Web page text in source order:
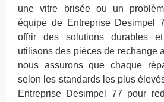
une vitre brisée ou un
équipe de Entreprise Desimpel
offrir des solutions durables
utilisons des pièces de rechange
nous assurons que chaque
selon les standards les plus
Entreprise Desimpel 77 pour